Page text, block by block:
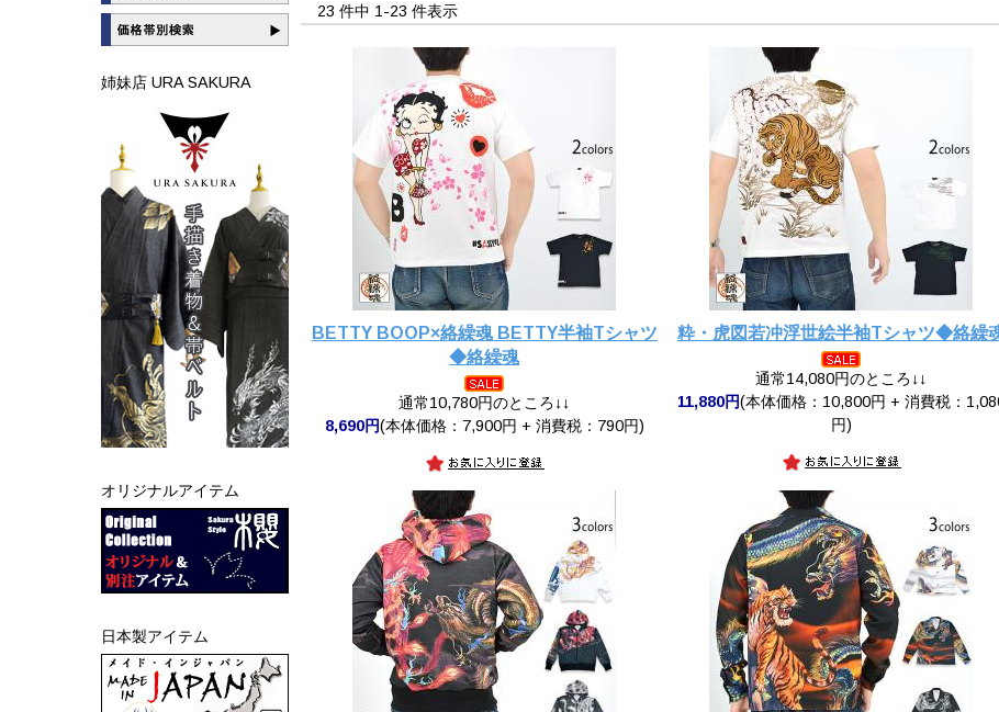
姉妹店 URA SAKURA
オリジナルアイテム
日本製アイテム
23 件中 1-23 件表示
BETTY BOOP×絡繰魂 BETTY半袖Tシャツ
◆絡繰魂
通常10,780円のところ↓↓
8,690円(本体価格：7,900円 + 消費税：790円)
粋・虎図若冲浮世絵半袖Tシャツ◆絡繰
通常14,080円のところ↓↓
11,880円(本体価格：10,800円 + 消費税：
円)